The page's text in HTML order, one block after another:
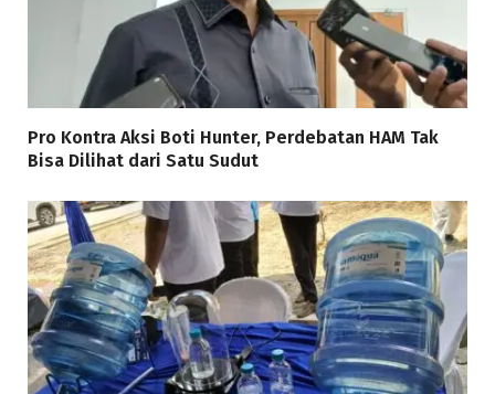
Pro Kontra Aksi Boti Hunter, Perdebatan HAM Tak
Bisa Dilihat dari Satu Sudut